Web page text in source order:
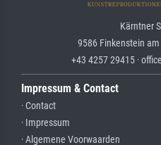
Kärntner
9586 Finkenstein am
+43 4257 29415 ·
Impressum & Contact
· Contact
· Impressum
· Algemene Voorwaarden